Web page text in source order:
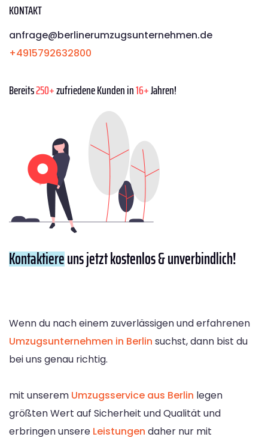
KONTAKT
anfrage@berlinerumzugsunternehmen.de
+4915792632800
Bereits250+zufriedene Kunden in16+Jahren!
Kontaktiereuns jetzt kostenlos & unverbindlich!
Wenn du nach einem zuverlässigen und erfahrenen
Umzugsunternehmen in Berlin suchst, dann bist du
bei uns genau richtig.
mit unserem Umzugsservice aus Berlin legen
größten Wert auf Sicherheit und Qualität und
erbringen unsere Leistungen daher nur mit